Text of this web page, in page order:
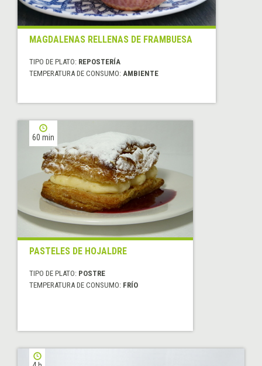
MAGDALENAS RELLENAS DE FRAMBUESA
TIPO DE PLATO: REPOSTERÍA
TEMPERATURA DE CONSUMO: AMBIENTE
60 min
PASTELES DE HOJALDRE
TIPO DE PLATO: POSTRE
TEMPERATURA DE CONSUMO: FRÍO